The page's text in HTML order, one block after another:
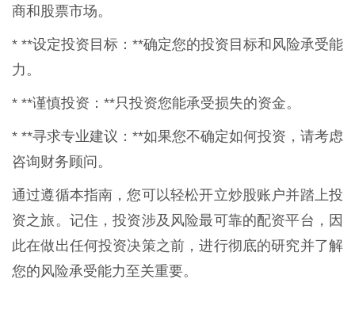
商和股票市场。
* **设定投资目标：**确定您的投资目标和风险承受能
力。
* **谨慎投资：**只投资您能承受损失的资金。
* **寻求专业建议：**如果您不确定如何投资，请考虑
咨询财务顾问。
通过遵循本指南，您可以轻松开立炒股账户并踏上投
资之旅。记住，投资涉及风险最可靠的配资平台，因
此在做出任何投资决策之前，进行彻底的研究并了解
您的风险承受能力至关重要。